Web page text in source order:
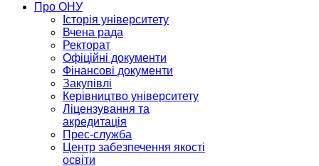
Про ОНУ
Історія університету
Вчена рада
Ректорат
Офіційні документи
Фінансові документи
Закупівлі
Керівництво університету
Ліцензування та
акредитація
Прес-служба
Центр забезпечення якості
освіти